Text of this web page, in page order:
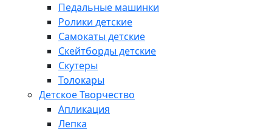
Педальные машинки
Ролики детские
Самокаты детские
Скейтборды детские
Скутеры
Толокары
Детское Творчество
Апликация
Лепка